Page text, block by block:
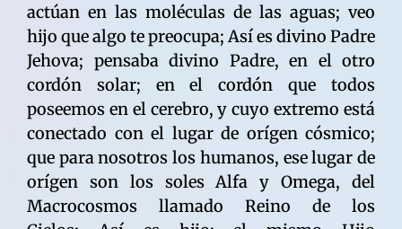
actúan en las moléculas de las aguas; veo
hijo que algo te preocupa; Así es divino Padre
Jehova; pensaba divino Padre, en el otro
cordón solar; en el cordón que todos
poseemos en el cerebro, y cuyo extremo está
conectado con el lugar de orígen cósmico;
que para nosotros los humanos, ese lugar de
orígen son los soles Alfa y Omega, del
Macrocosmos llamado Reino de los